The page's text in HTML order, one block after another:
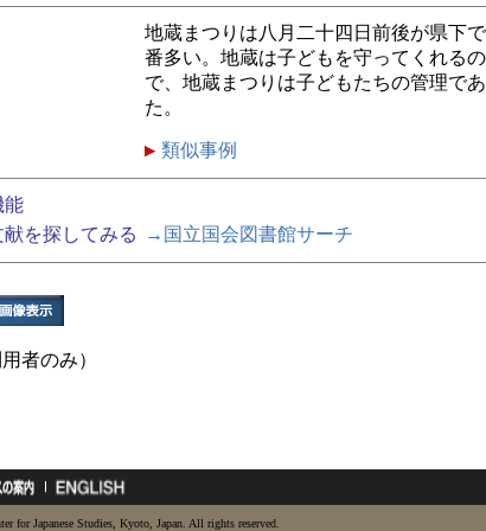
地蔵まつりは八月二十四日前後が県下
番多い。地蔵は子どもを守ってくれるの
で、地蔵まつりは子どもたちの管理で
た。
類似事例
能
献を探してみる
→国立国会図書館サーチ
者のみ）
for Japanese Studies, Kyoto, Japan. All rights reserved.